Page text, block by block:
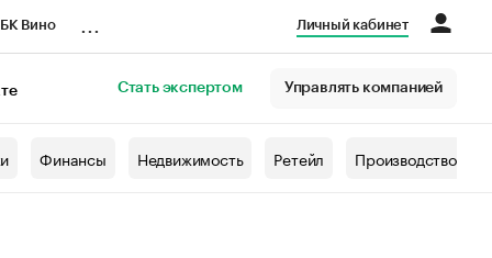
Вино Личный кабинет
Стать экспертом Управлять компанией
Финансы Недвижимость Ретейл Производство